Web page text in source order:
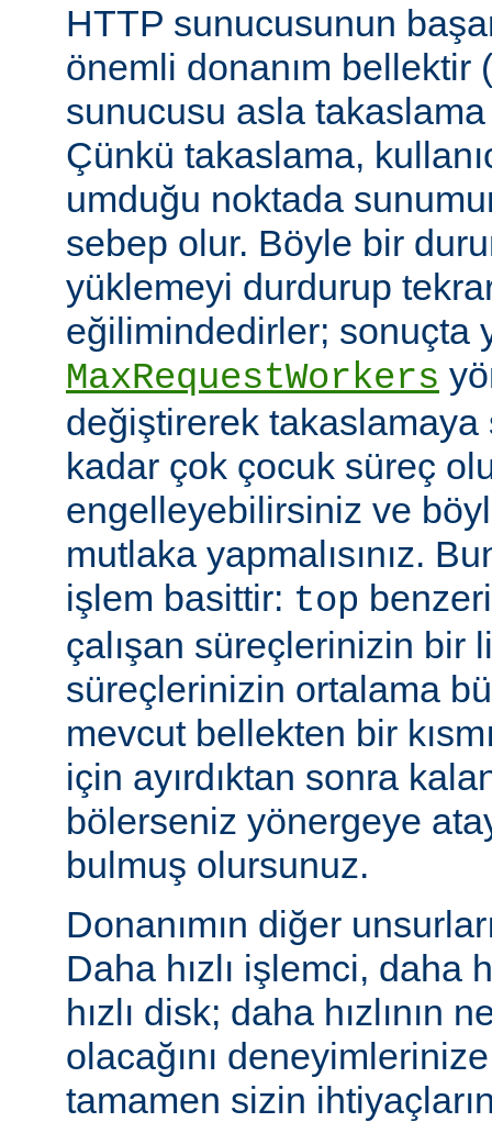
HTTP sunucusunun
önemli donanım bellektir
sunucusu asla takaslama
Çünkü takaslama,
umduğu noktada
sebep olur. Böyle bir
yüklemeyi durdurup
eğilimindedirler; sonuçta
MaxRequestWorkers
değiştirerek
kadar çok çocuk süreç
engelleyebilirsiniz ve
mutlaka yapmalısınız.
işlem basittir: top
çalışan süreçlerinizin bir
süreçlerinizin ortalama
mevcut bellekten bir
için ayırdıktan sonra
bölerseniz yönergeye
bulmuş olursunuz.
Donanımın diğer
Daha hızlı işlemci, daha
hızlı disk; daha hızlının
olacağını
tamamen sizin